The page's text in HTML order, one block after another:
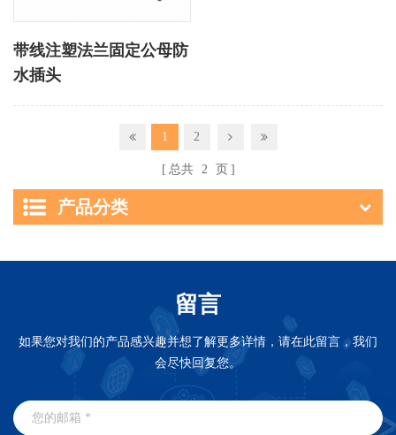
带线注塑法兰固定公母防
水插头
1 2
总共 2 页
产品分类
留言
如果您对我们的产品感兴趣并想了解更多详情，请在此留言，我们
会尽快回复您。